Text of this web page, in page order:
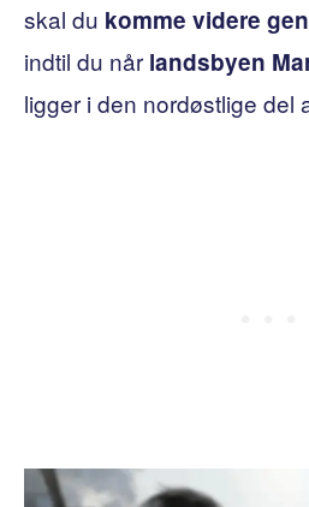
skal du komme videre
indtil du når landsbyen
ligger i den nordøstlige del